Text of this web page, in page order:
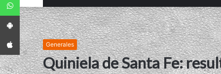
Generales
Quiniela de Santa Fe:
App Android
App iPhone